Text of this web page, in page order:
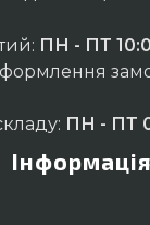
ПН - ПТ
ПН - ПТ
Інформація